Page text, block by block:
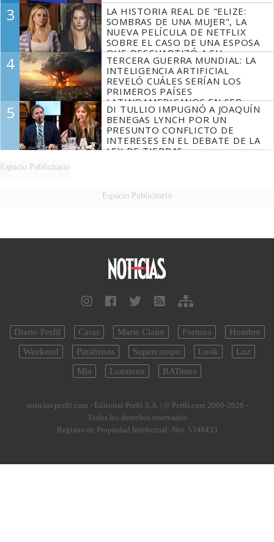
3
LA HISTORIA REAL DE "ELIZE:
SOMBRAS DE UNA MUJER", LA
NUEVA PELÍCULA DE NETFLIX
SOBRE EL CASO DE UNA ESPOSA
QUE DESCUARTIZÓ A SU
MARIDO
4
TERCERA GUERRA MUNDIAL: LA
INTELIGENCIA ARTIFICIAL
REVELÓ CUÁLES SERÍAN LOS
PRIMEROS PAÍSES
LATINOAMERICANOS EN SER
DERROTADOS
5
DI TULLIO IMPUGNÓ A JOAQUÍN
BENEGAS LYNCH POR UN
PRESUNTO CONFLICTO DE
INTERESES EN EL DEBATE DE LA
LEY DE TIERRAS
Espacio Publicitario
Espacio Publicitario
Diario Perfil Caras Marie Claire Fortuna
Hombre
Weekend
Parabrisas Supercampo Look
Luz
Mía
Lunateen BATimes
noticias.perfil.com - Editorial Perfil S.A. | © Perfil.com 2006-2026 -
Todos los derechos reservados
Registro de Propiedad Intelectual: Nro. 5346433